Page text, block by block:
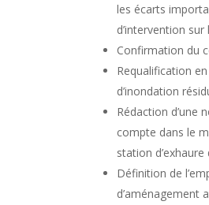
les écarts
d’intervention
Confirmation du
Requalification
d’inondation
Rédaction d’une
compte dans le
station
Définition de
d’aménagement